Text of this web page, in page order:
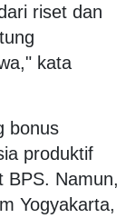
riset dan
kata
bonus
produktif
BPS. Namun,
Yogyakarta,